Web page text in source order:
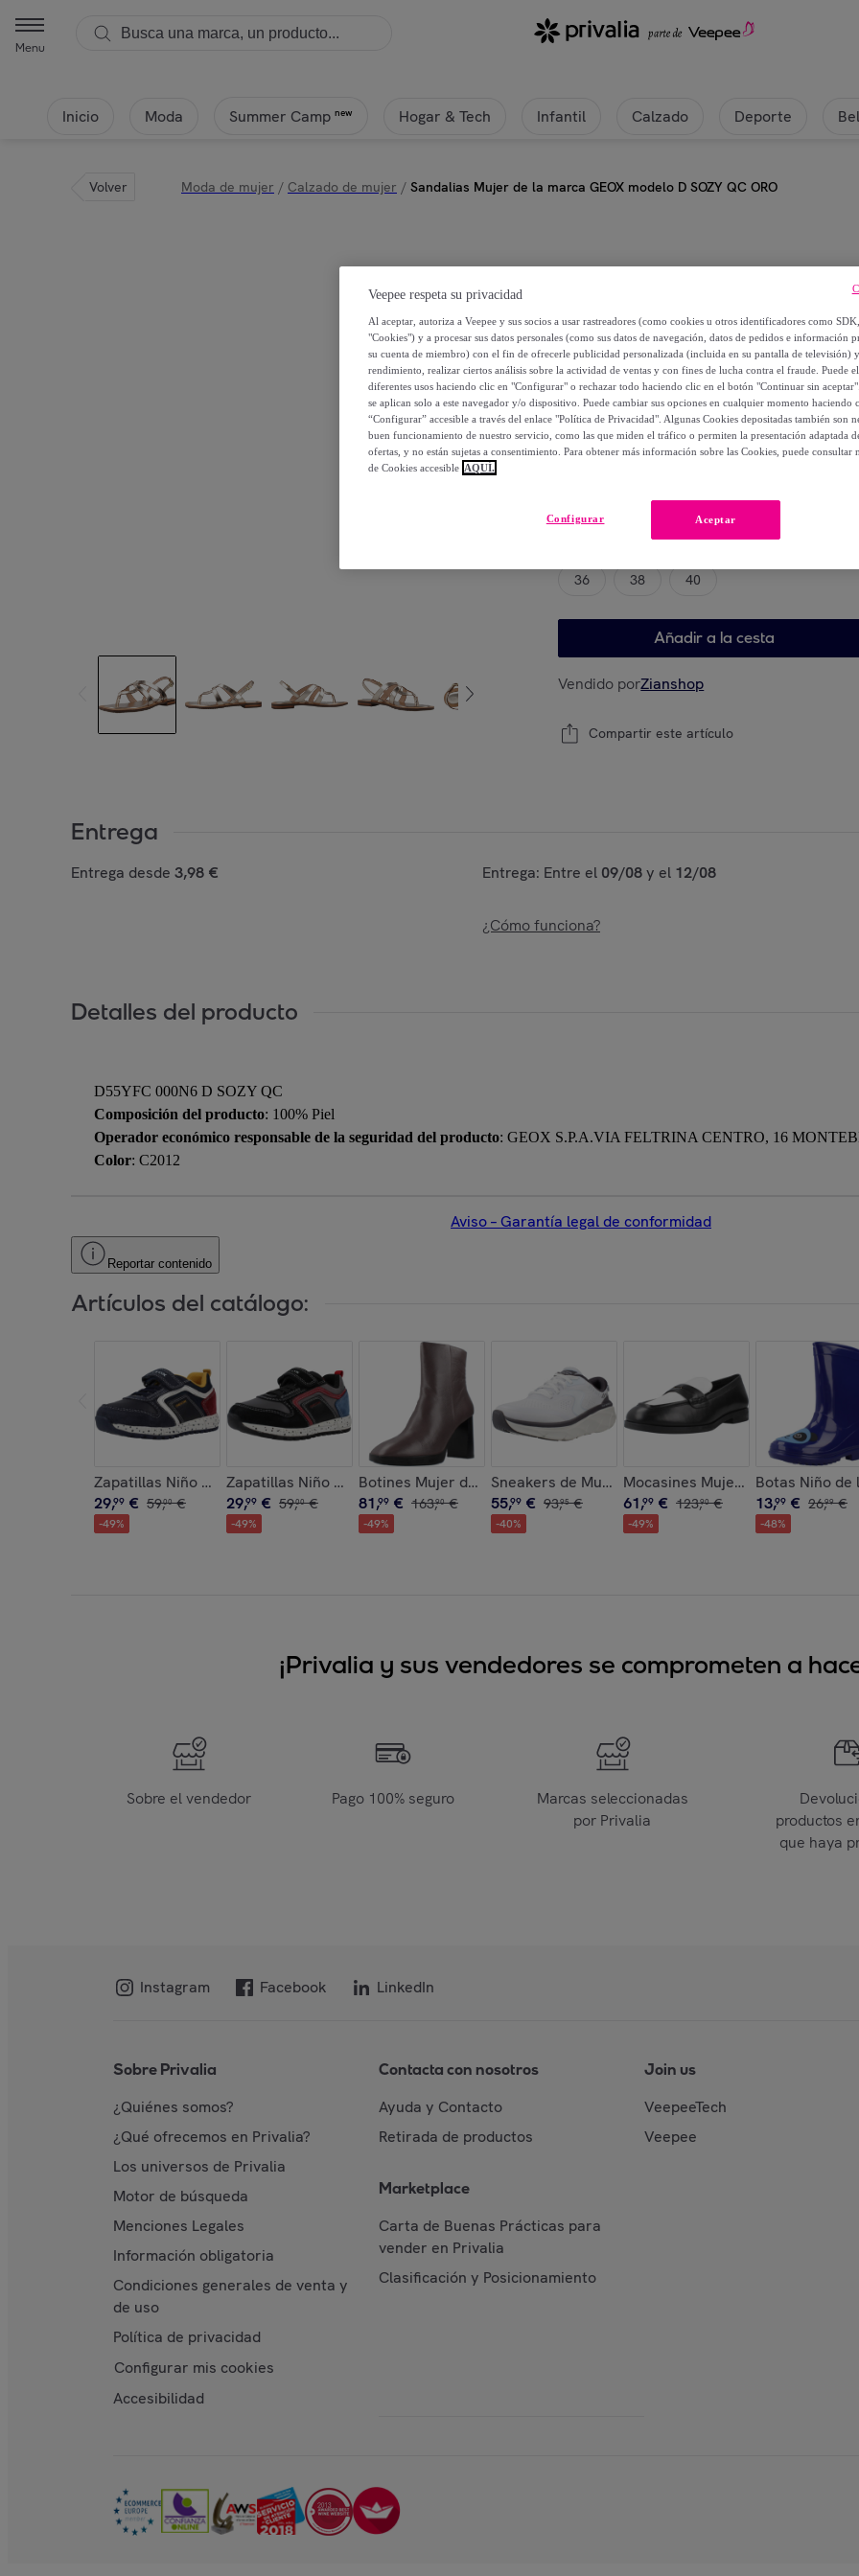
Menu
Inicio Moda Summer Camp new Hogar & Tech Infantil Calzado Deporte
Volver Moda de mujer / Calzado de mujer / Sandalias Mujer de la marca GEOX modelo D SOZY QC ORO
Geox
Sandalias Mujer de la marca
47,99 €
93,90 €
-48 %
Elige tu modelo
36 38 40
Añadir a la cesta
Vendido porZianshop
Compartir este artículo
Entrega
Entrega desde 3,98 € Entrega: Entre el 09/08y el 12/08
¿Cómo funciona?
Detalles del producto
D55YFC 000N6 D SOZY QC
Composición del producto: 100% Piel
Operador económico responsable de la seguridad del producto: GEOX S.P.A.VIA FELTRINA CENTRO, 16
Color: C2012
Aviso – Garantía legal de conformidad
Reportar contenido
Artículos del catálogo:
Zapatillas Niño de la marca GEOX modelo B ALBEN BOY C AZUL
29,99 € 59,00 €
-49%
Zapatillas Niño de la marca GEOX modelo B ALBEN BOY C NEGRO
29,99 € 59,00 €
-49%
Botines Mujer de la marca GEOX modelo D TEULADA GRIS
81,99 € 163,90 €
-49%
Sneakers de Mujer de
55,99 € 93,95 €
-40%
61,99 € 123,90 €
-49%
13,99 € 26,99 €
-48%
¡Privalia y sus vendedores se comprometen a
Sobre el vendedor Pago 100% seguro
Marcas seleccionadas
por Privalia
productos
que haya
Instagram Facebook LinkedIn
Sobre Privalia
¿Quiénes somos?
¿Qué ofrecemos en Privalia?
Los universos de Privalia
Motor de búsqueda
Menciones Legales
Información obligatoria
Condiciones generales de venta y
de uso
Política de privacidad
Configurar mis cookies
Accesibilidad
Contacta con nosotros
Ayuda y Contacto
Retirada de productos
Marketplace
Carta de Buenas Prácticas para
vender en Privalia
Clasificación y Posicionamiento
Join us
VeepeeTech
Veepee
Veepee respeta su privacidad
Al aceptar, autoriza a Veepee y sus socios a usar rastreadores (como cookies u otros identificadores como
"Cookies") y a procesar sus datos personales (como sus datos de navegación, datos de pedidos e información
su cuenta de miembro) con el fin de ofrecerle publicidad personalizada (incluida en su pantalla de televisión)
rendimiento, realizar ciertos análisis sobre la actividad de ventas y con fines de lucha contra el fraude. Puede
diferentes usos haciendo clic en "Configurar" o rechazar todo haciendo clic en el botón "Continuar sin
se aplican solo a este navegador y/o dispositivo. Puede cambiar sus opciones en cualquier momento haciendo
“Configurar” accesible a través del enlace "Política de Privacidad". Algunas Cookies depositadas también son
buen funcionamiento de nuestro servicio, como las que miden el tráfico o permiten la presentación adaptada
ofertas, y no están sujetas a consentimiento. Para obtener más información sobre las Cookies, puede consultar
de Cookies accesible AQUÍ.
Aceptar
Configurar